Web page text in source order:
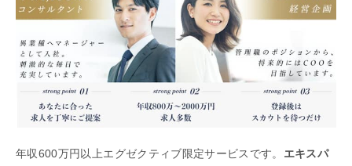
年収600万円以上エグゼクティブ限定サービスです。 エキスパ